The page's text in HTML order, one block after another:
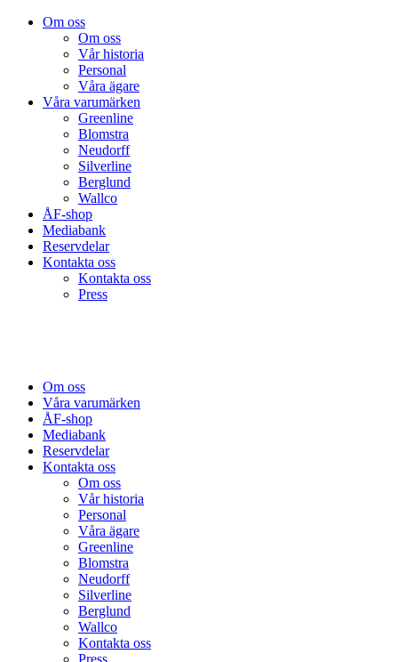
Om oss
Om oss
Vår historia
Personal
Våra ägare
Våra varumärken
Greenline
Blomstra
Neudorff
Silverline
Berglund
Wallco
ÅF-shop
Mediabank
Reservdelar
Kontakta oss
Kontakta oss
Press
Om oss
Våra varumärken
ÅF-shop
Mediabank
Reservdelar
Kontakta oss
Om oss
Vår historia
Personal
Våra ägare
Greenline
Blomstra
Neudorff
Silverline
Berglund
Wallco
Kontakta oss
Press